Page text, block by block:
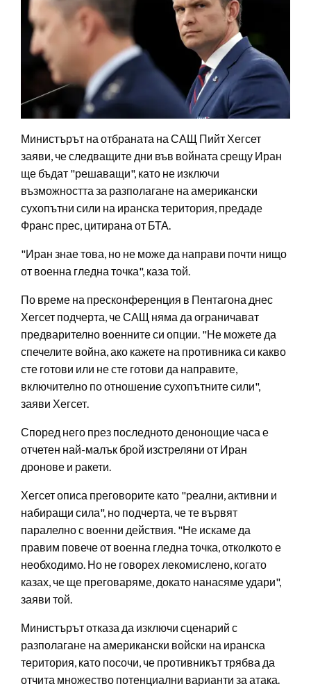
Министърът на отбраната на САЩ Пийт Хегсет
заяви, че следващите дни във войната срещу Иран
ще бъдат "решаващи", като не изключи
възможността за разполагане на американски
сухопътни сили на иранска територия, предаде
Франс прес, цитирана от БТА.
"Иран знае това, но не може да направи почти нищо
от военна гледна точка", каза той.
По време на пресконференция в Пентагона днес
Хегсет подчерта, че САЩ няма да ограничават
предварително военните си опции. "Не можете да
спечелите война, ако кажете на противника си какво
сте готови или не сте готови да направите,
включително по отношение сухопътните сили",
заяви Хегсет.
Според него през последното денонощие часа е
отчетен най-малък брой изстреляни от Иран
дронове и ракети.
Хегсет описа преговорите като "реални, активни и
набиращи сила", но подчерта, че те вървят
паралелно с военни действия. "Не искаме да
правим повече от военна гледна точка, отколкото е
необходимо. Но не говорех лекомислено, когато
казах, че ще преговаряме, докато нанасяме удари",
заяви той.
Министърът отказа да изключи сценарий с
разполагане на американски войски на иранска
територия, като посочи, че противникът трябва да
отчита множество потенциални варианти за атака.